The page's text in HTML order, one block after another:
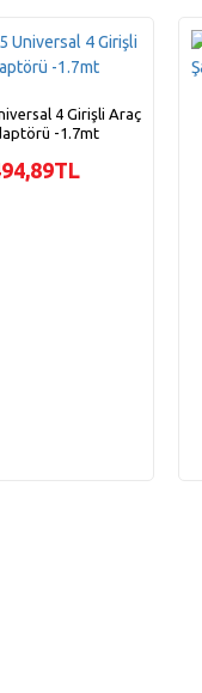
4 Girişli Araç
-1.7mt